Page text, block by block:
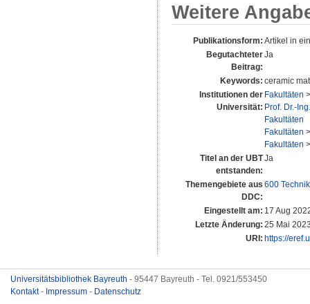
Weitere
Publikationsform: Artikel in
Begutachteter
Beitrag:
Ja
Keywords: ceramic
Institutionen der
Universität:
Fakultäten
Prof. Dr.-
Fakultäten
Fakultäten
Fakultäten
Titel an der UBT
entstanden:
Ja
Themengebiete aus
DDC:
600
Eingestellt am: 17 Aug
Letzte Änderung: 25 Mai
URI: https://
Universitätsbibliothek Bayreuth - 95447 Bayreuth - Tel. 0921/553450
Kontakt- Impressum - Datenschutz